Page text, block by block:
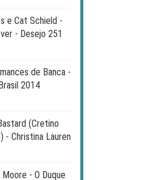
e Cat Schield -
- Desejo 251
de Banca -
2014
(Cretino
- Christina Lauren
- O Duque